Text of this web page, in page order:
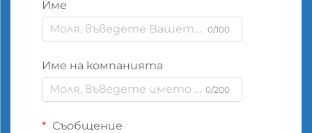
Име
0/100
Име на компанията
0/200
Съобщение